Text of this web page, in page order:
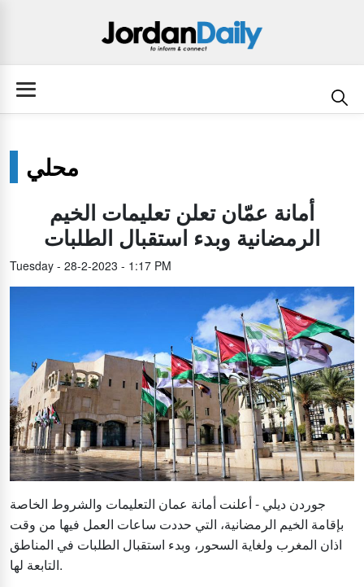
محلي
أمانة عمّان تعلن تعليمات الخيم
الرمضانية وبدء استقبال الطلبات
Tuesday - 28-2-2023 - 1:17 PM
جوردن ديلي - أعلنت أمانة عمان التعليمات والشروط الخاصة
بإقامة الخيم الرمضانية، التي حددت ساعات العمل فيها من وقت
اذان المغرب ولغاية السحور، وبدء استقبال الطلبات في المناطق
التابعة لها.